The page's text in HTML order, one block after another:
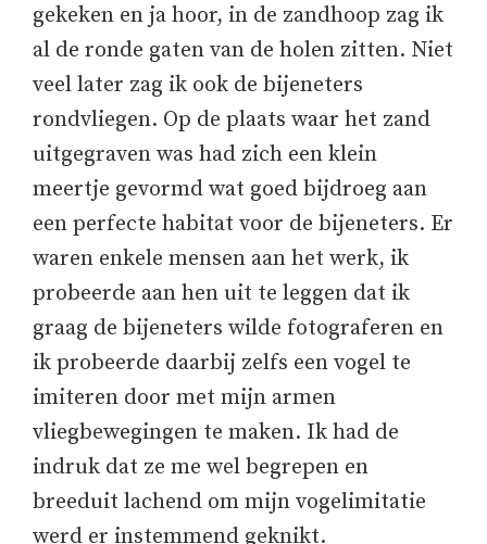
gekeken en ja hoor, in de zandhoop zag ik
al de ronde gaten van de holen zitten. Niet
veel later zag ik ook de bijeneters
rondvliegen. Op de plaats waar het zand
uitgegraven was had zich een klein
meertje gevormd wat goed bijdroeg aan
een perfecte habitat voor de bijeneters. Er
waren enkele mensen aan het werk, ik
probeerde aan hen uit te leggen dat ik
graag de bijeneters wilde fotograferen en
ik probeerde daarbij zelfs een vogel te
imiteren door met mijn armen
vliegbewegingen te maken. Ik had de
indruk dat ze me wel begrepen en
breeduit lachend om mijn vogelimitatie
werd er instemmend geknikt.